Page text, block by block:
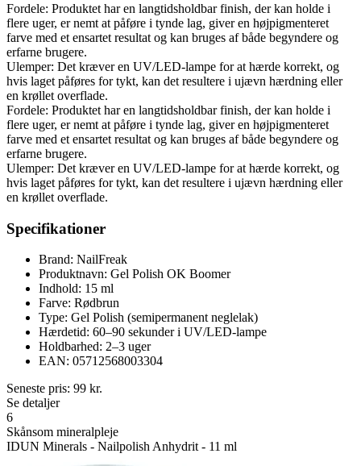
Fordele: Produktet har en langtidsholdbar finish, der kan holde i
flere uger, er nemt at påføre i tynde lag, giver en højpigmenteret
farve med et ensartet resultat og kan bruges af både begyndere og
erfarne brugere.
Ulemper: Det kræver en UV/LED-lampe for at hærde korrekt, og
hvis laget påføres for tykt, kan det resultere i ujævn hærdning eller
en krøllet overflade.
Fordele: Produktet har en langtidsholdbar finish, der kan holde i
flere uger, er nemt at påføre i tynde lag, giver en højpigmenteret
farve med et ensartet resultat og kan bruges af både begyndere og
erfarne brugere.
Ulemper: Det kræver en UV/LED-lampe for at hærde korrekt, og
hvis laget påføres for tykt, kan det resultere i ujævn hærdning eller
en krøllet overflade.
Specifikationer
Brand: NailFreak
Produktnavn: Gel Polish OK Boomer
Indhold: 15 ml
Farve: Rødbrun
Type: Gel Polish (semipermanent neglelak)
Hærdetid: 60–90 sekunder i UV/LED-lampe
Holdbarhed: 2–3 uger
EAN: 05712568003304
Seneste pris: 99 kr.
Se detaljer
6
Skånsom mineralpleje
IDUN Minerals - Nailpolish Anhydrit - 11 ml